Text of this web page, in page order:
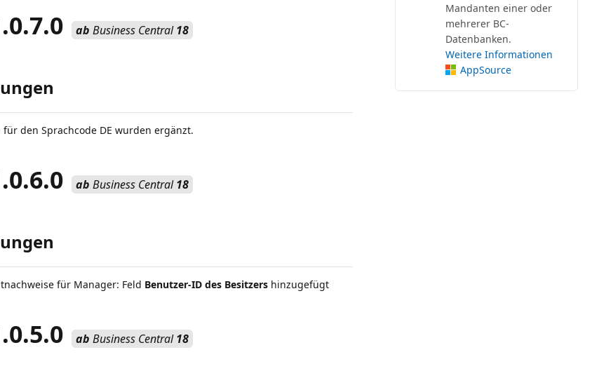
ab Business Central18
den Sprachcode DE wurden ergänzt.
ab Business Central18
für Manager: Feld Benutzer-ID des Besitzershinzugefügt
ab Business Central18
Mandanten einer oder
mehrerer BC-
Datenbanken.
Weitere Informationen
AppSource